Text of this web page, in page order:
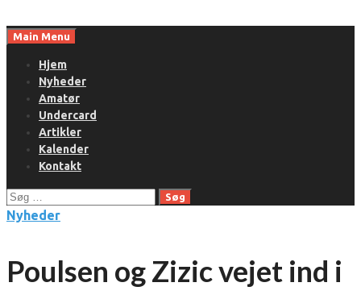
toMain Menu
Hjem
Nyheder
Amatør
Undercard
Artikler
Kalender
Kontakt
Søg
efter:
Nyheder
Poulsen og Zizic vejet ind i